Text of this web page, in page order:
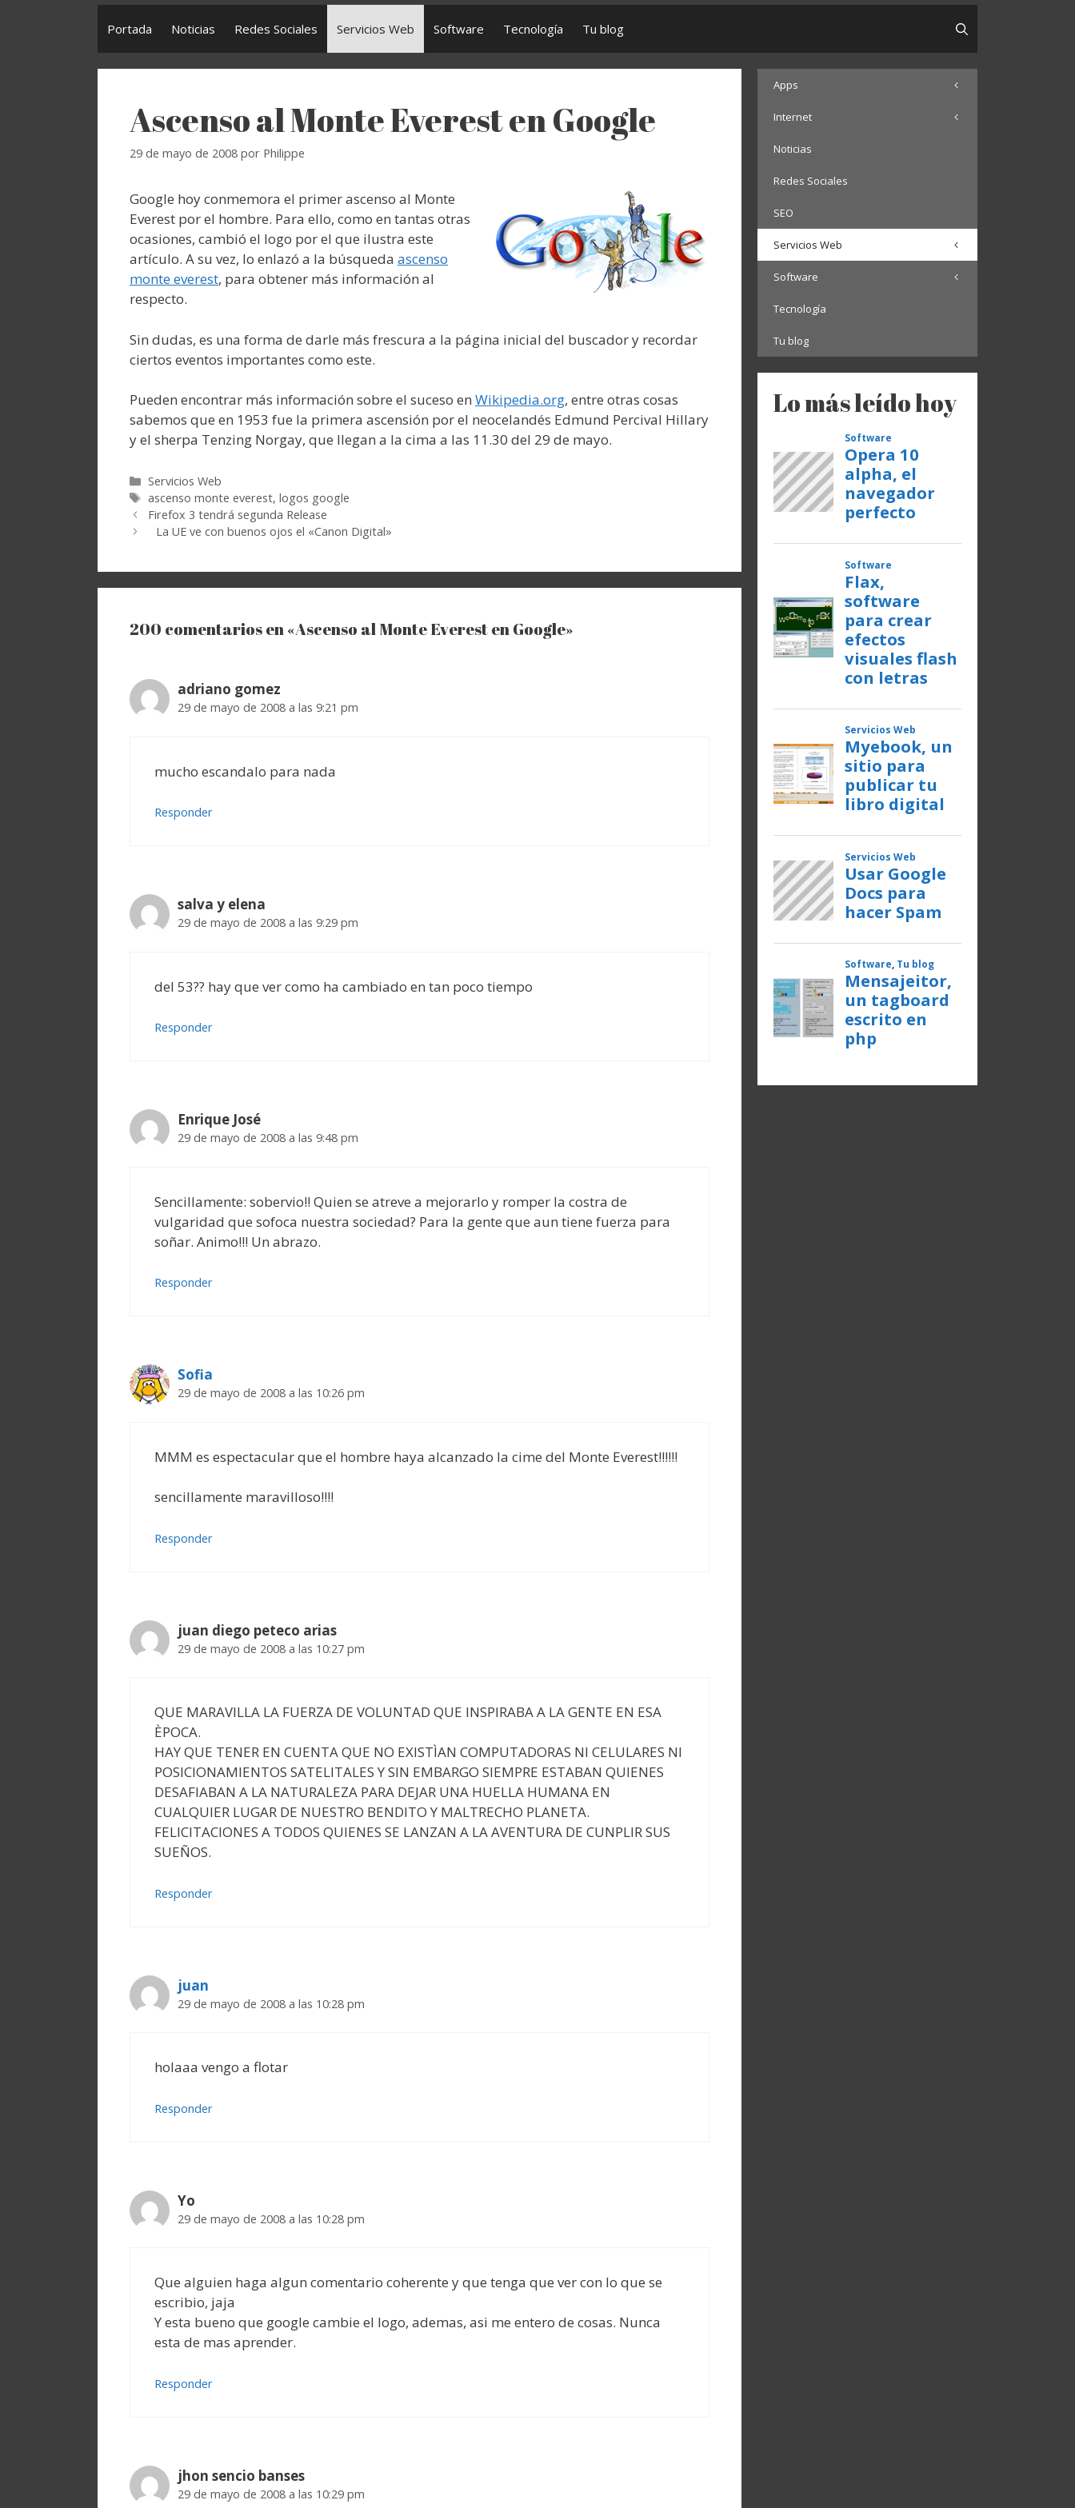
Portada Noticias Redes Sociales Servicios Web Software Tecnología Tu blog
Ascenso al Monte Everest en Google
29 de mayo de 2008 por Philippe
Google hoy conmemora el primer ascenso al Monte
Everest por el hombre. Para ello, como en tantas otras
ocasiones, cambió el logo por el que ilustra este
artículo. A su vez, lo enlazó a la búsqueda ascenso
monte everest, para obtener más información al
respecto.
Sin dudas, es una forma de darle más frescura a la página inicial del buscador y recordar
ciertos eventos importantes como este.
Pueden encontrar más información sobre el suceso en Wikipedia.org, entre otras cosas
sabemos que en 1953 fue la primera ascensión por el neocelandés Edmund Percival Hillary
y el sherpa Tenzing Norgay, que llegan a la cima a las 11.30 del 29 de mayo.
Categorías
Servicios Web
Etiquetas
ascenso monte everest,logos google
Firefox 3 tendrá segunda Release
La UE ve con buenos ojos el «Canon Digital»
200 comentarios en «Ascenso al Monte Everest en Google»
adriano gomez
29 de mayo de 2008 a las 9:21 pm
mucho escandalo para nada
Responder
salva y elena
29 de mayo de 2008 a las 9:29 pm
del 53?? hay que ver como ha cambiado en tan poco tiempo
Responder
Enrique José
29 de mayo de 2008 a las 9:48 pm
Sencillamente: sobervio!! Quien se atreve a mejorarlo y romper la costra de
vulgaridad que sofoca nuestra sociedad? Para la gente que aun tiene fuerza para
soñar. Animo!!! Un abrazo.
Responder
Sofia
29 de mayo de 2008 a las 10:26 pm
MMM es espectacular que el hombre haya alcanzado la cime del Monte Everest!!!!!!
sencillamente maravilloso!!!!
Responder
juan diego peteco arias
29 de mayo de 2008 a las 10:27 pm
QUE MARAVILLA LA FUERZA DE VOLUNTAD QUE INSPIRABA A LA GENTE EN ESA
ÈPOCA.
HAY QUE TENER EN CUENTA QUE NO EXISTÌAN COMPUTADORAS NI CELULARES NI
POSICIONAMIENTOS SATELITALES Y SIN EMBARGO SIEMPRE ESTABAN QUIENES
DESAFIABAN A LA NATURALEZA PARA DEJAR UNA HUELLA HUMANA EN
CUALQUIER LUGAR DE NUESTRO BENDITO Y MALTRECHO PLANETA.
FELICITACIONES A TODOS QUIENES SE LANZAN A LA AVENTURA DE CUNPLIR SUS
SUEÑOS.
Responder
juan
29 de mayo de 2008 a las 10:28 pm
holaaa vengo a flotar
Responder
Yo
29 de mayo de 2008 a las 10:28 pm
Que alguien haga algun comentario coherente y que tenga que ver con lo que se
escribio, jaja
Y esta bueno que google cambie el logo, ademas, asi me entero de cosas. Nunca
esta de mas aprender.
Responder
jhon sencio banses
29 de mayo de 2008 a las 10:29 pm
Apps
Internet
Noticias
Redes Sociales
SEO
Servicios Web
Software
Tecnología
Tu blog
Lo más leído hoy